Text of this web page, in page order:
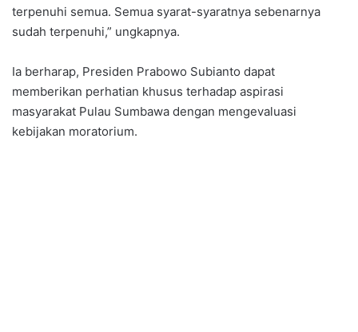
terpenuhi semua. Semua syarat-syaratnya sebenarnya
sudah terpenuhi,” ungkapnya.
Ia berharap, Presiden Prabowo Subianto dapat
memberikan perhatian khusus terhadap aspirasi
masyarakat Pulau Sumbawa dengan mengevaluasi
kebijakan moratorium.